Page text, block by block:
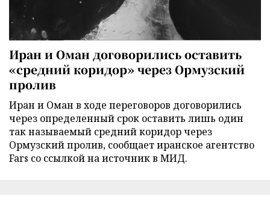
Иран и Оман договорились оставить
«средний коридор» через Ормузский
пролив
Иран и Оман в ходе переговоров договорились
через определенный срок оставить лишь один
так называемый средний коридор через
Ормузский пролив, сообщает иранское агентство
Fars со ссылкой на источник в МИД.